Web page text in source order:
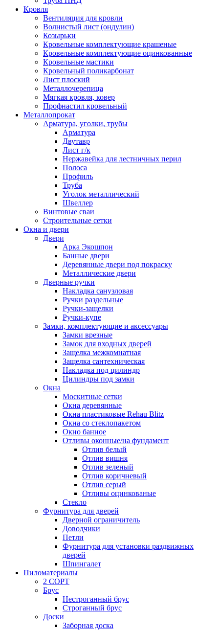
Кровля
Вентиляция для кровли
Волнистый лист (ондулин)
Козырьки
Кровельные комплектующие крашеные
Кровельные комплектующие оцинкованные
Кровельные мастики
Кровельный поликарбонат
Лист плоский
Металлочерепица
Мягкая кровля, ковер
Профнастил кровельный
Металлопрокат
Арматура, уголки, трубы
Арматура
Двутавр
Лист г/к
Нержавейка для лестничных перил
Полоса
Профиль
Труба
Уголок металлический
Швеллер
Винтовые сваи
Строительные сетки
Окна и двери
Двери
Арка Экошпон
Банные двери
Деревянные двери под покраску
Металлические двери
Дверные ручки
Накладка санузловая
Ручки раздельные
Ручки-защелки
Ручки-купе
Замки, комплектующие и аксессуары
Замки врезные
Замок для входных дверей
Защелка межкомнатная
Защелка сантехническая
Накладка под цилиндр
Цилиндры под замки
Окна
Москитные сетки
Окна деревянные
Окна пластиковые Rehau Blitz
Окна со стеклопакетом
Окно банное
Отливы оконные/на фундамент
Отлив белый
Отлив вишня
Отлив зеленый
Отлив коричневый
Отлив серый
Отливы оцинкованые
Стекло
Фурнитура для дверей
Дверной ограничитель
Доводчики
Петли
Фурнитура для установки раздвижных
дверей
Шпингалет
Пиломатериалы
2 СОРТ
Брус
Нестроганный брус
Строганный брус
Доски
Заборная доска